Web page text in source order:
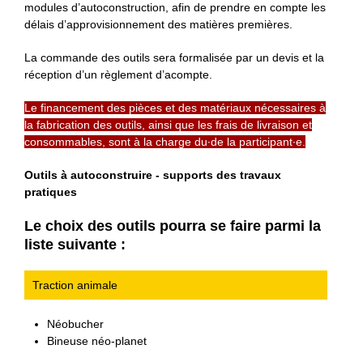
modules d’autoconstruction, afin de prendre en compte les
délais d’approvisionnement des matières premières.
La commande des outils sera formalisée par un devis et la
réception d’un règlement d’acompte.
Le financement des pièces et des matériaux nécessaires à
la fabrication des outils, ainsi que les frais de livraison et
consommables, sont à la charge du∙de la participant∙e.
Outils à autoconstruire - supports des travaux
pratiques
Le choix des outils pourra se faire parmi la
liste suivante :
Traction animale
Néobucher
Bineuse néo-planet